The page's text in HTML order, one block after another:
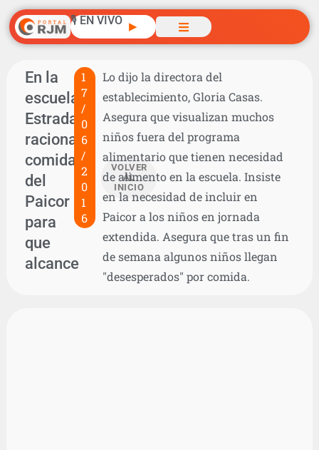
🎙️ EN VIVO ▶
En la
escuela
Estrada
racionan
comida
del
Paicor
para
que
alcance
1
7
/
0
6
/
2
0
1
6
VOLVER
AL
INICIO
Lo dijo la directora del
establecimiento, Gloria Casas.
Asegura que visualizan muchos
niños fuera del programa
alimentario que tienen necesidad
de alimento en la escuela. Insiste
en la necesidad de incluir en
Paicor a los niños en jornada
extendida. Asegura que tras un fin
de semana algunos niños llegan
"desesperados" por comida.